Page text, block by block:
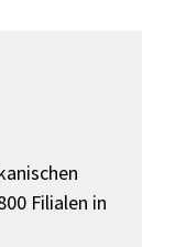
Filialen in